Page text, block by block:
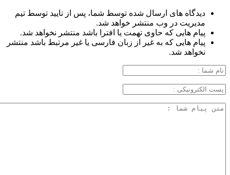
دیدگاه های ارسال شده توسط شما، پس از تایید توسط تیم
مدیریت در وب منتشر خواهد شد.
پیام هایی که حاوی تهمت یا افترا باشد منتشر نخواهد شد.
پیام هایی که به غیر از زبان فارسی یا غیر مرتبط باشد منتشر
نخواهد شد.